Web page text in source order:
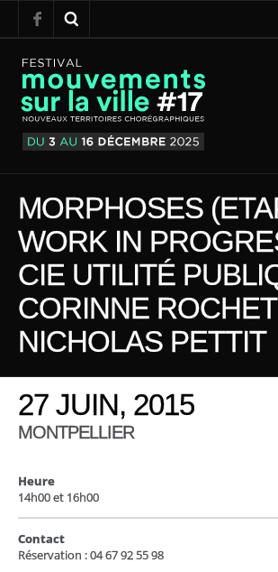
MORPHOSES
WORK IN
CIE UTILITÉ
CORINNE
NICHOLAS PETTIT
27 JUIN, 2015
MONTPELLIER
Heure
14h00 et 16h00
Contact
Réservation : 04 67 92 55 98